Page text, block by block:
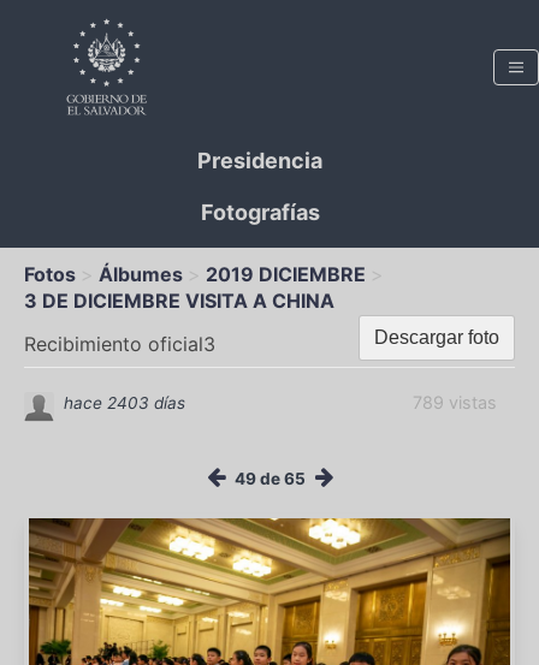
Presidencia
Fotografías
Fotos Álbumes
2019 DICIEMBRE
3 DE DICIEMBRE VISITA A CHINA
Descargar foto
Recibimiento oficial3
789 vistas
hace 2403 días
49 de 65